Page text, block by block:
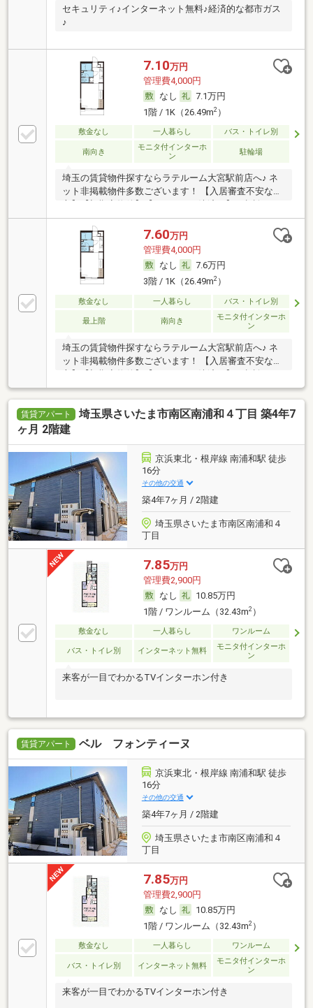
セキュリティ♪インターネット無料♪経済的な都市ガス
♪
7.10万円
管理費4,000円
なし
7.1万円
1階 / 1K（26.49m2）
敷金なし 一人暮らし バス・トイレ別
南向き
モニタ付インターホ
ン
駐輪場
埼玉の賃貸物件探すならラテルーム大宮駅前店へ♪ ネ
ット非掲載物件多数ございます！ 【入居審査不安な
さい！！ ※仲介手数料無料 『ご来店初めてのお客様・
当物件を契約に限る』7.60万円
管理費4,000円
なし
7.6万円
3階 / 1K（26.49m2）
敷金なし 一人暮らし バス・トイレ別
最上階 南向き
モニタ付インターホ
ン
埼玉の賃貸物件探すならラテルーム大宮駅前店へ♪ ネ
ット非掲載物件多数ございます！ 【入居審査不安な
さい！！ ※仲介手数料無料 『ご来店初めてのお客様・
当物件を契約に限る』
賃貸アパート
埼玉県さいたま市南区南浦和４丁目 築4年7
ヶ月 2階建
京浜東北・根岸線 南浦和駅 徒歩
16分
その他の交通
築4年7ヶ月 / 2階建
埼玉県さいたま市南区南浦和４
丁目
7.85万円
管理費2,900円
なし
10.85万円
1階 / ワンルーム（32.43m2）
敷金なし 一人暮らし ワンルーム
バス・トイレ別 インターネット無料
モニタ付インターホ
ン
来客が一目でわかるTVインターホン付き
賃貸アパート ベル フォンティーヌ
京浜東北・根岸線 南浦和駅 徒歩
16分
その他の交通
築4年7ヶ月 / 2階建
埼玉県さいたま市南区南浦和４
丁目
7.85万円
管理費2,900円
なし
10.85万円
1階 / ワンルーム（32.43m2）
敷金なし 一人暮らし ワンルーム
バス・トイレ別 インターネット無料
モニタ付インターホ
ン
来客が一目でわかるTVインターホン付き